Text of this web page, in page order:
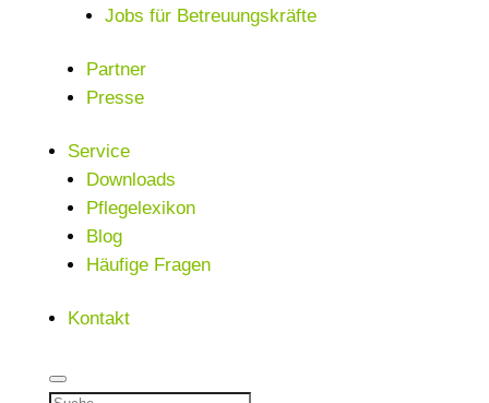
Jobs für Betreuungskräfte
Partner
Presse
Service
Downloads
Pflegelexikon
Blog
Häufige Fragen
Kontakt